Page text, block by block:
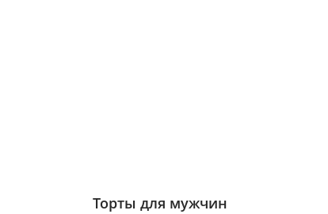
Торты для мужчин